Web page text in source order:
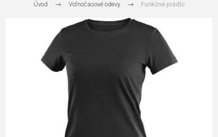
Úvod Voľnočasové odevy Funkčné prádlo